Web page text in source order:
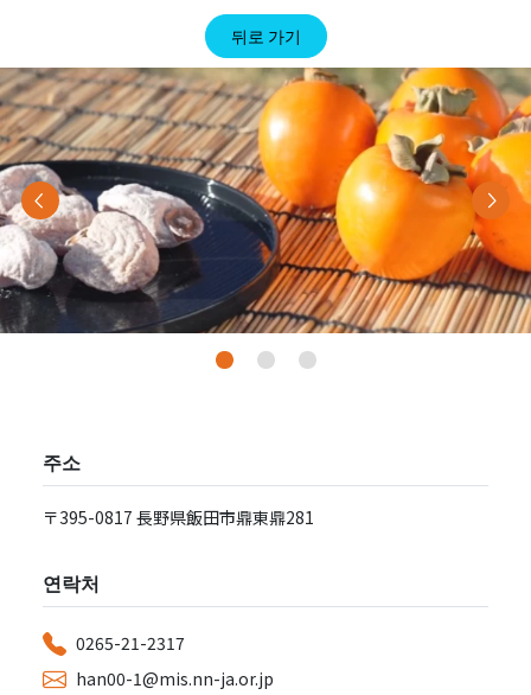
뒤로 가기
Previous Next
주소
〒395-0817 ⻑野県飯⽥市⿍東⿍281
연락처
0265-21-2317
han00-1@mis.nn-ja.or.jp